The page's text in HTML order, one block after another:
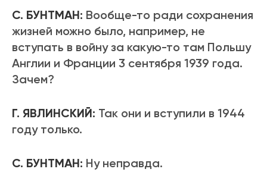
С. БУНТМАН: Вообще-то ради сохранения
жизней можно было, например, не
вступать в войну за какую-то там Польшу
Англии и Франции 3 сентября 1939 года.
Зачем?
Г. ЯВЛИНСКИЙ: Так они и вступили в 1944
году только.
С. БУНТМАН: Ну неправда.